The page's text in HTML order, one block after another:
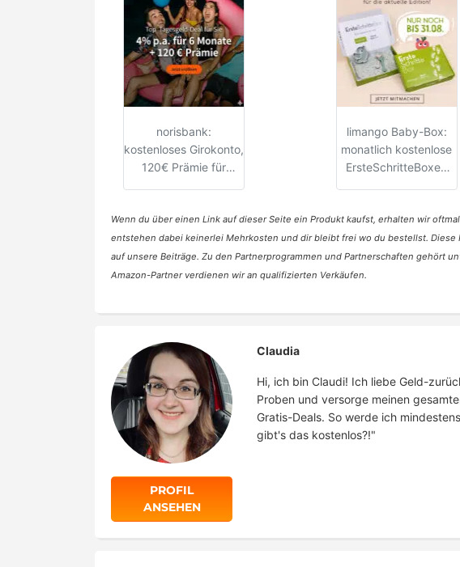
norisbank:
kostenloses Girokonto,
120€ Prämie für
limango Baby-Box:
monatlich kostenlose
ErsteSchritteBoxen
Wenn du über einen Link auf dieser Seite ein Produkt kaufst, erhalten wir
entstehen dabei keinerlei Mehrkosten und dir bleibt frei wo du bestellst. Diese
auf unsere Beiträge. Zu den Partnerprogrammen und Partnerschaften gehört
Amazon-Partner verdienen wir an qualifizierten Verkäufen.
PROFIL
ANSEHEN
Claudia
Hi, ich bin Claudi! Ich liebe Geld-
Proben und versorge meinen
Gratis-Deals. So werde ich
gibt's das kostenlos?!"